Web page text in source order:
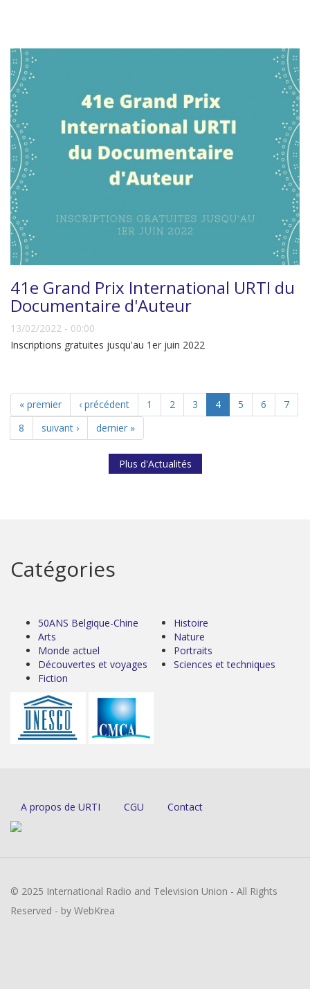
41e Grand Prix International URTI du
Documentaire d'Auteur
13/02/2022 - 00:00
Inscriptions gratuites jusqu'au 1er juin 2022
« premier ‹ précédent 1 2 3 4 5 6
7
8
suivant › dernier »
Plus d'Actualités
Catégories
50ANS Belgique-Chine
Arts
Monde actuel
Découvertes et voyages
Fiction
Histoire
Nature
Portraits
Sciences et techniques
A propos de URTI CGU Contact
© 2025 International Radio and Television Union - All Rights
Reserved - by WebKrea